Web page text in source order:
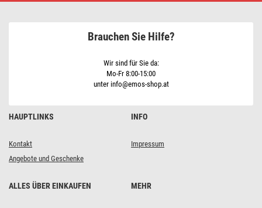
HAUPTLINKS
Kontakt
Angebote und Geschenke
INFO
Impressum
ALLES ÜBER EINKAUFEN MEHR
Brauchen Sie Hilfe?
Wir sind für Sie da:
Mo-Fr 8:00-15:00
unter info@emos-shop.at